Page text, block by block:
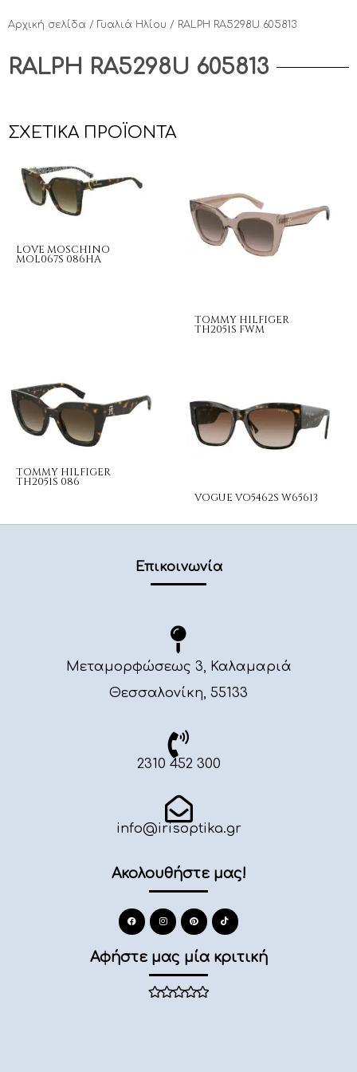
Αρχική σελίδα / Γυαλιά Ηλίου / RALPH RA5298U 605813
RALPH RA5298U 605813
ΣΧΕΤΙΚΆ ΠΡΟΪΌΝΤΑ
LOVE MOSCHINO
MOL067S 086HA
TOMMY HILFIGER
TH2051S FWM
TOMMY HILFIGER
TH2051S 086
VOGUE VO5462S W65613
Επικοινωνία
Μεταμορφώσεως 3, Καλαμαριά
Θεσσαλονίκη, 55133
2310 452 300
info@irisoptika.gr
Ακολουθήστε μας!
Αφήστε μας μία κριτική